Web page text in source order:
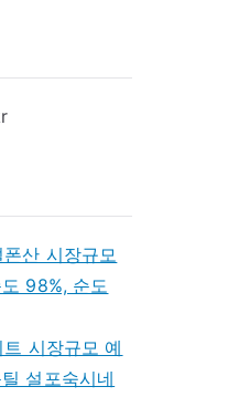
산 시장규모
98%, 순도
시장규모 예
설포숙시네